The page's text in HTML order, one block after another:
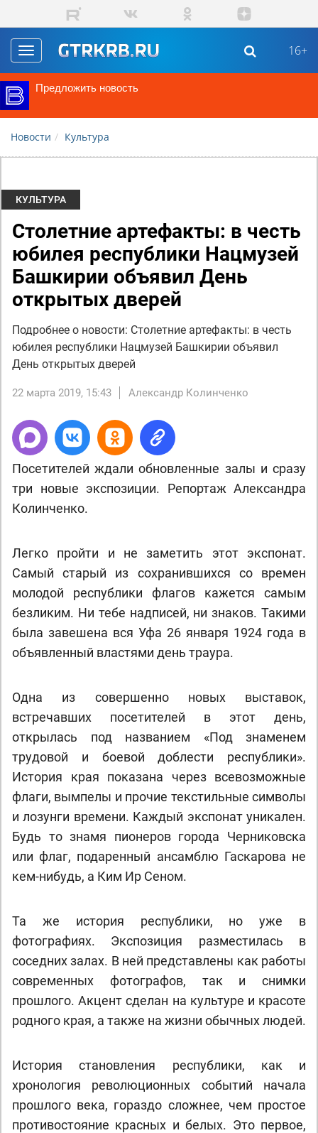
Перейти к основному содержанию
Toggle
navigation
16+
Предложить новость
Новости Культура
КУЛЬТУРА
Столетние артефакты: в честь
юбилея республики Нацмузей
Башкирии объявил День
открытых дверей
Подробнее о новости: Столетние артефакты: в честь
юбилея республики Нацмузей Башкирии объявил
День открытых дверей
22 марта 2019, 15:43 Александр Колинченко
Посетителей ждали обновленные залы и сразу
три новые экспозиции. Репортаж Александра
Колинченко.
Легко пройти и не заметить этот экспонат.
Самый старый из сохранившихся со времен
молодой республики флагов кажется самым
безликим. Ни тебе надписей, ни знаков. Такими
была завешена вся Уфа 26 января 1924 года в
объявленный властями день траура.
Одна из совершенно новых выставок,
встречавших посетителей в этот день,
открылась под названием «Под знаменем
трудовой и боевой доблести республики».
История края показана через всевозможные
флаги, вымпелы и прочие текстильные символы
и лозунги времени. Каждый экспонат уникален.
Будь то знамя пионеров города Черниковска
или флаг, подаренный ансамблю Гаскарова не
кем-нибудь, а Ким Ир Сеном.
Та же история республики, но уже в
фотографиях. Экспозиция разместилась в
соседних залах. В ней представлены как работы
современных фотографов, так и снимки
прошлого. Акцент сделан на культуре и красоте
родного края, а также на жизни обычных людей.
История становления республики, как и
хронология революционных событий начала
прошлого века, гораздо сложнее, чем простое
противостояние красных и белых. Это первое,